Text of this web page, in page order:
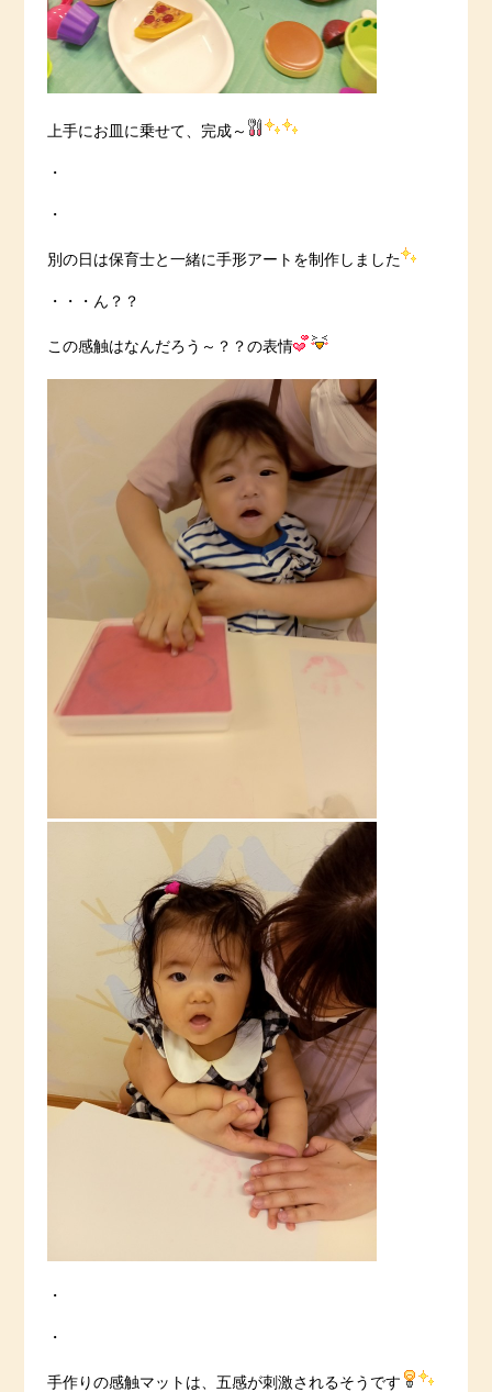
上手にお皿に乗せて、完成～
・
・
別の日は保育士と一緒に手形アートを制作しました
・・・ん？？
この感触はなんだろう～？？の表情
・
・
手作りの感触マットは、五感が刺激されるそうです